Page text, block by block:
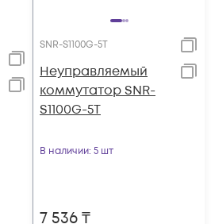
SNR-S1100G-5T
Неуправляемый
коммутатор SNR-
S1100G-5T
В наличии: 5 шт
7 536₸